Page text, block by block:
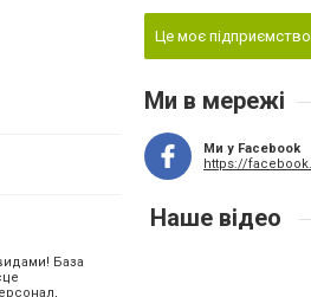
База
Це моє підприємство
Ми в мережі
Ми у Facebook
Наше відео